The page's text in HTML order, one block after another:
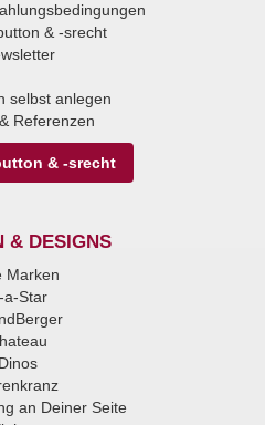
& -srecht
selbst anlegen
Referenzen
& -srecht
& DESIGNS
Marken
a-Star
Dinos
an Deiner Seite